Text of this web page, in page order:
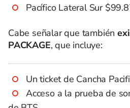
Pacífico Lateral Sur
Cabe señalar que también
PACKAGE, que incluye:
Un ticket de Cancha
Acceso a la prueba de